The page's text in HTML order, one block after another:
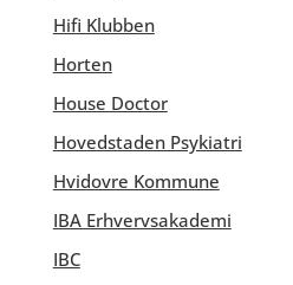
Hifi Klubben
Horten
House Doctor
Hovedstaden Psykiatri
Hvidovre Kommune
IBA Erhvervsakademi
IBC